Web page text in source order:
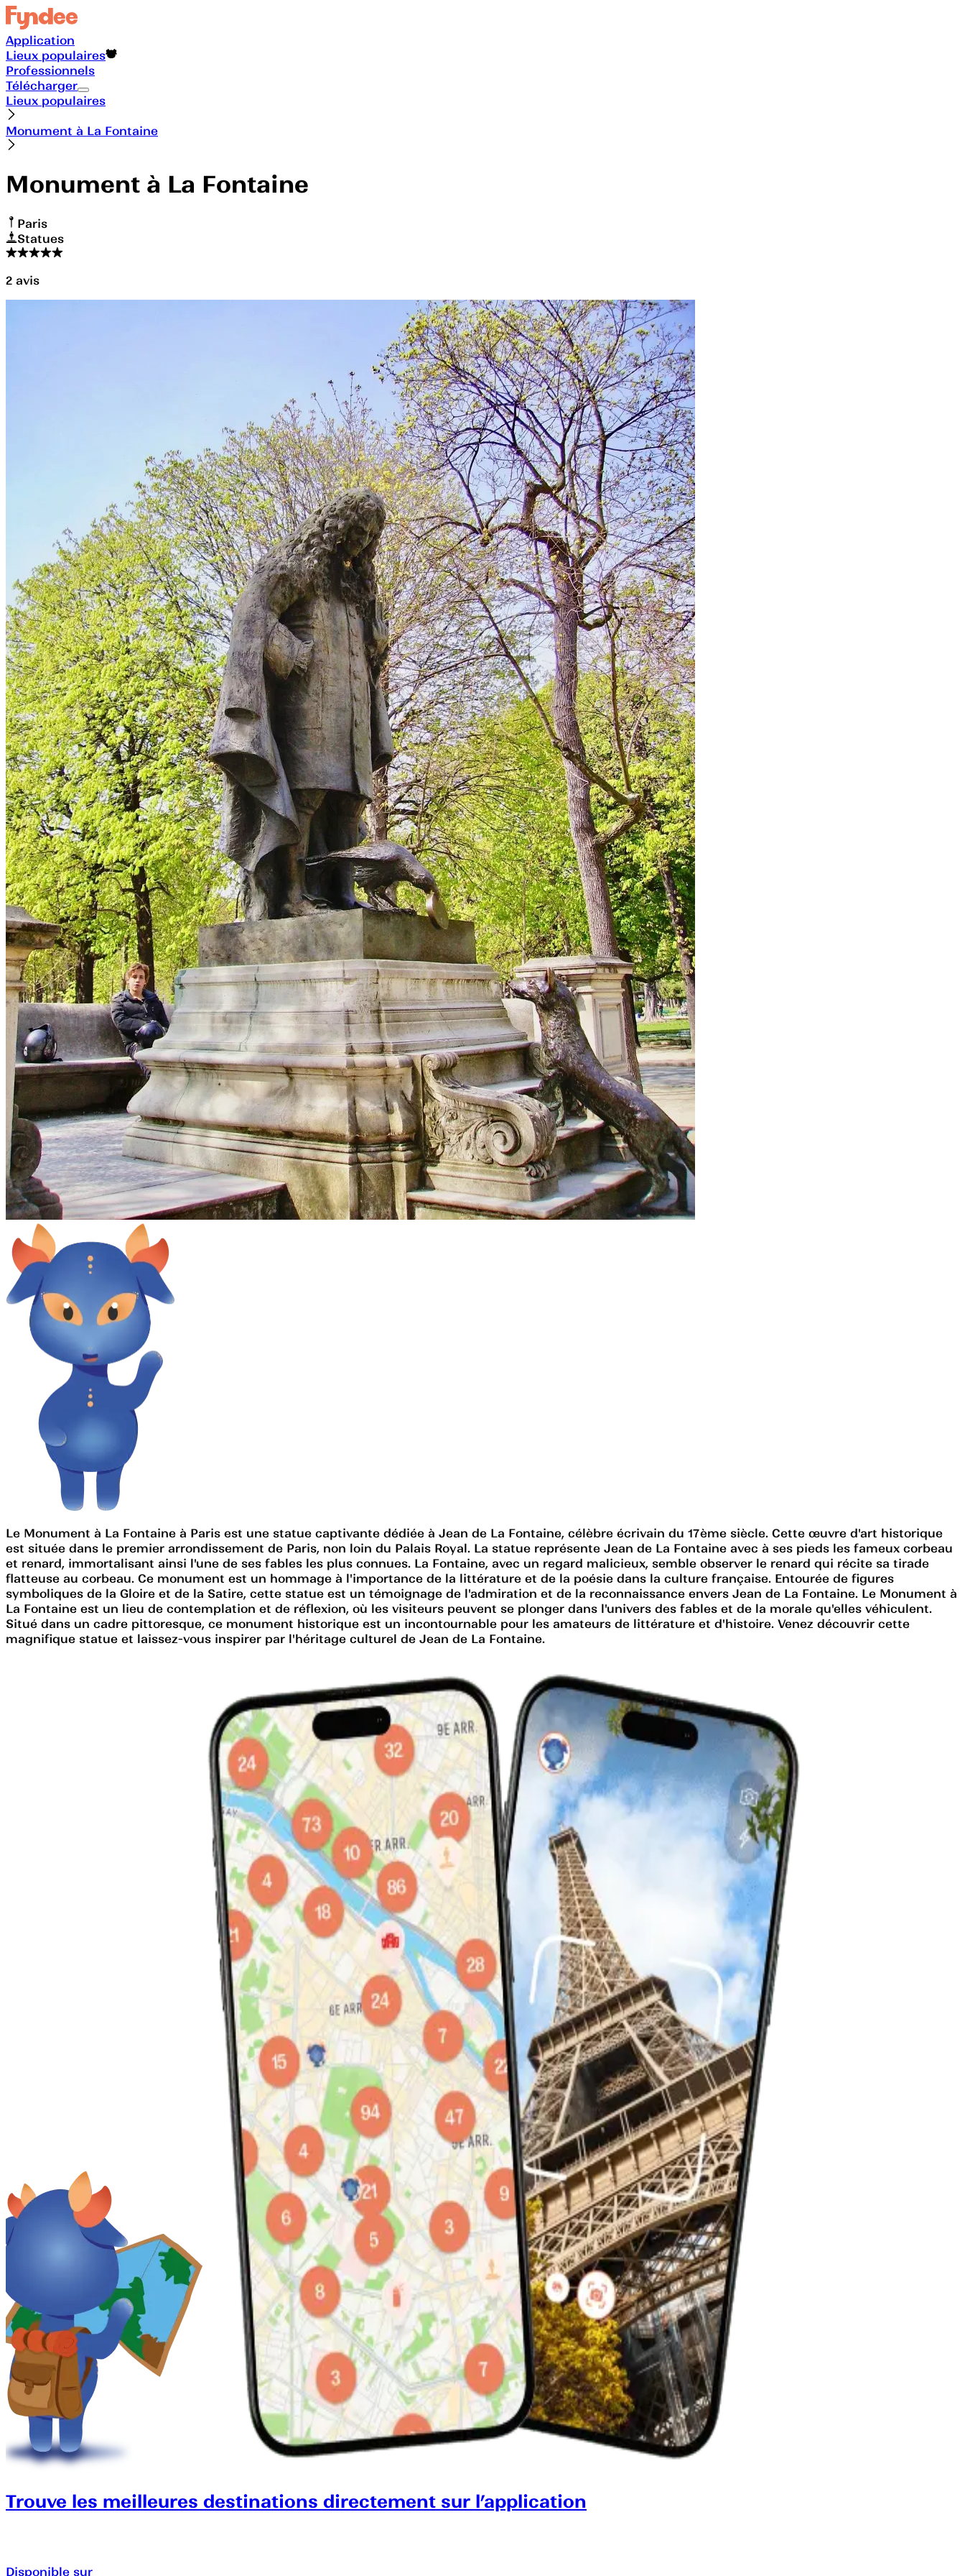
Application
Lieux populaires
Professionnels
Télécharger
Lieux populaires
Monument à La Fontaine
Monument à La Fontaine
Paris
Statues
2 avis
Le Monument à La Fontaine à Paris est une statue captivante dédiée à Jean de La Fontaine, célèbre écrivain du 17ème siècle. Cette œuvre d'art historique
est située dans le premier arrondissement de Paris, non loin du Palais Royal. La statue représente Jean de La Fontaine avec à ses pieds les fameux corbeau
et renard, immortalisant ainsi l'une de ses fables les plus connues. La Fontaine, avec un regard malicieux, semble observer le renard qui récite sa tirade
flatteuse au corbeau. Ce monument est un hommage à l'importance de la littérature et de la poésie dans la culture française. Entourée de figures
symboliques de la Gloire et de la Satire, cette statue est un témoignage de l'admiration et de la reconnaissance envers Jean de La Fontaine. Le Monument à
La Fontaine est un lieu de contemplation et de réflexion, où les visiteurs peuvent se plonger dans l'univers des fables et de la morale qu'elles véhiculent.
Situé dans un cadre pittoresque, ce monument historique est un incontournable pour les amateurs de littérature et d'histoire. Venez découvrir cette
magnifique statue et laissez-vous inspirer par l'héritage culturel de Jean de La Fontaine.
Trouve les meilleures destinations directement sur l’application
Disponible sur